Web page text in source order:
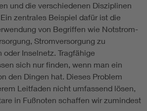
und die verschiedenen Disziplinen
zentrales Beispiel dafür ist die
von Begriffen wie Notstrom-
Stromversorgung zu
Inselnetz. Tragfähige
sich nur finden, wenn man ein
den Dingen hat. Dieses Problem
Leitfaden nicht umfassend lösen,
in Fußnoten schaffen wir zumindest